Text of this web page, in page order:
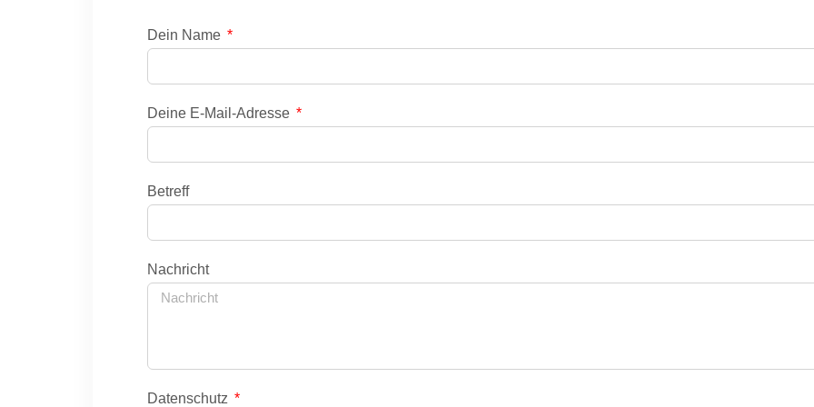
Dein Name
Deine E-Mail-Adresse
Betreff
Nachricht
Datenschutz